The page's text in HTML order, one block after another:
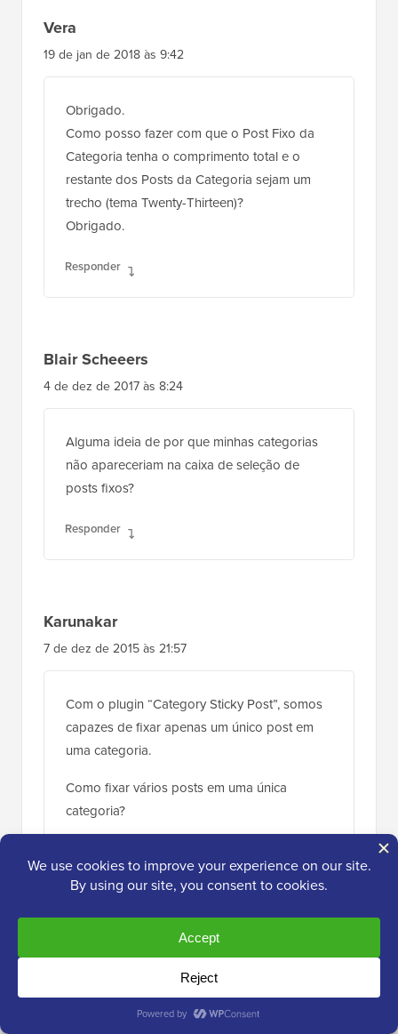
Vera
19 de jan de 2018 às 9:42
Obrigado.
Como posso fazer com que o Post Fixo da
Categoria tenha o comprimento total e o
restante dos Posts da Categoria sejam um
trecho (tema Twenty-Thirteen)?
Obrigado.
Responder
Blair Scheeers
4 de dez de 2017 às 8:24
Alguma ideia de por que minhas categorias
não apareceriam na caixa de seleção de
posts fixos?
Responder
Karunakar
7 de dez de 2015 às 21:57
Com o plugin “Category Sticky Post”, somos
capazes de fixar apenas um único post em
uma categoria.
Como fixar vários posts em uma única
categoria?
Responder
14 de set de 2014 às 20:44